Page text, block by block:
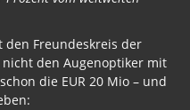
den Freundeskreis der
den Augenoptiker mit
die EUR 20 Mio – und